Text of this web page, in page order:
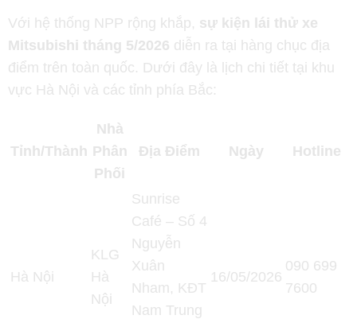
Với hệ thống NPP rộng khắp, sự kiện lái thử xe
Mitsubishi tháng 5/2026 diễn ra tại hàng chục địa
điểm trên toàn quốc. Dưới đây là lịch chi tiết tại khu
vực Hà Nội và các tỉnh phía Bắc:
Tỉnh/Thành
Nhà
Phân
Phối
Địa Điểm Ngày Hotline
Hà Nội
KLG
Hà
Nội
Sunrise
Café – Số 4
Nguyễn
Xuân
Nham, KĐT
Nam Trung
16/05/2026
090 699
7600